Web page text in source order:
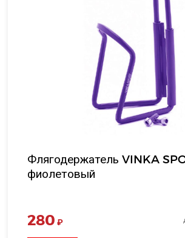
Флягодержатель VINKA
фиолетовый
280 ₽